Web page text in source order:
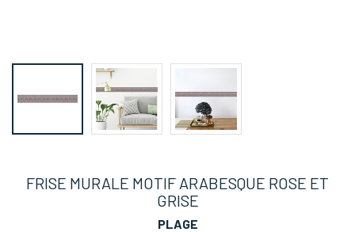
FRISE MURALE MOTIF ARABESQUE ROSE ET
GRISE
PLAGE